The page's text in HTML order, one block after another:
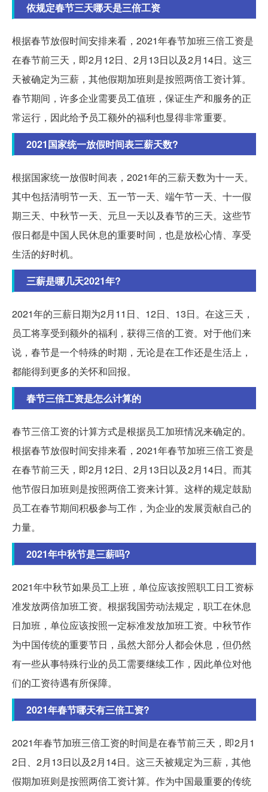
依规定春节三天哪天是三倍工资
根据春节放假时间安排来看，2021年春节加班三倍工资是
在春节前三天，即2月12日、2月13日以及2月14日。这三
天被确定为三薪，其他假期加班则是按照两倍工资计算。
春节期间，许多企业需要员工值班，保证生产和服务的正
常运行，因此给予员工额外的福利也显得非常重要。
2021国家统一放假时间表三薪天数?
根据国家统一放假时间表，2021年的三薪天数为十一天。
其中包括清明节一天、五一节一天、端午节一天、十一假
期三天、中秋节一天、元旦一天以及春节的三天。这些节
假日都是中国人民休息的重要时间，也是放松心情、享受
生活的好时机。
三薪是哪几天2021年?
2021年的三薪日期为2月11日、12日、13日。在这三天，
员工将享受到额外的福利，获得三倍的工资。对于他们来
说，春节是一个特殊的时期，无论是在工作还是生活上，
都能得到更多的关怀和回报。
春节三倍工资是怎么计算的
春节三倍工资的计算方式是根据员工加班情况来确定的。
根据春节放假时间安排来看，2021年春节加班三倍工资是
在春节前三天，即2月12日、2月13日以及2月14日。而其
他节假日加班则是按照两倍工资来计算。这样的规定鼓励
员工在春节期间积极参与工作，为企业的发展贡献自己的
力量。
2021年中秋节是三薪吗?
2021年中秋节如果员工上班，单位应该按照职工日工资标
准发放两倍加班工资。根据我国劳动法规定，职工在休息
日加班，单位应该按照一定标准发放加班工资。中秋节作
为中国传统的重要节日，虽然大部分人都会休息，但仍然
有一些从事特殊行业的员工需要继续工作，因此单位对他
们的工资待遇有所保障。
2021年春节哪天有三倍工资?
2021年春节加班三倍工资的时间是在春节前三天，即2月1
2日、2月13日以及2月14日。这三天被规定为三薪，其他
假期加班则是按照两倍工资计算。作为中国最重要的传统